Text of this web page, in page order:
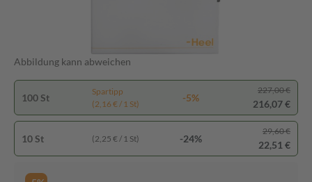
Abbildung kann abweichen
100 St
Spartipp
(2,16 € / 1 St)
-5%
227,00 €
216,07 €
10 St (2,25 € / 1 St) -24%
29,60 €
22,51 €